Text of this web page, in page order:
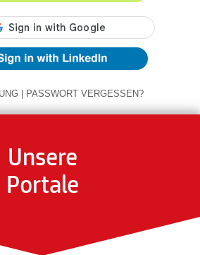
| PASSWORT VERGESSEN?
Unsere
Portale